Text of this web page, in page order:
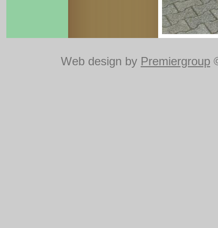
Web design by Premiergroup